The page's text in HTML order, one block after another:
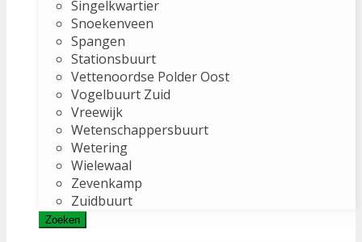
Singelkwartier
Snoekenveen
Spangen
Stationsbuurt
Vettenoordse Polder Oost
Vogelbuurt Zuid
Vreewijk
Wetenschappersbuurt
Wetering
Wielewaal
Zevenkamp
Zuidbuurt
Zoeken